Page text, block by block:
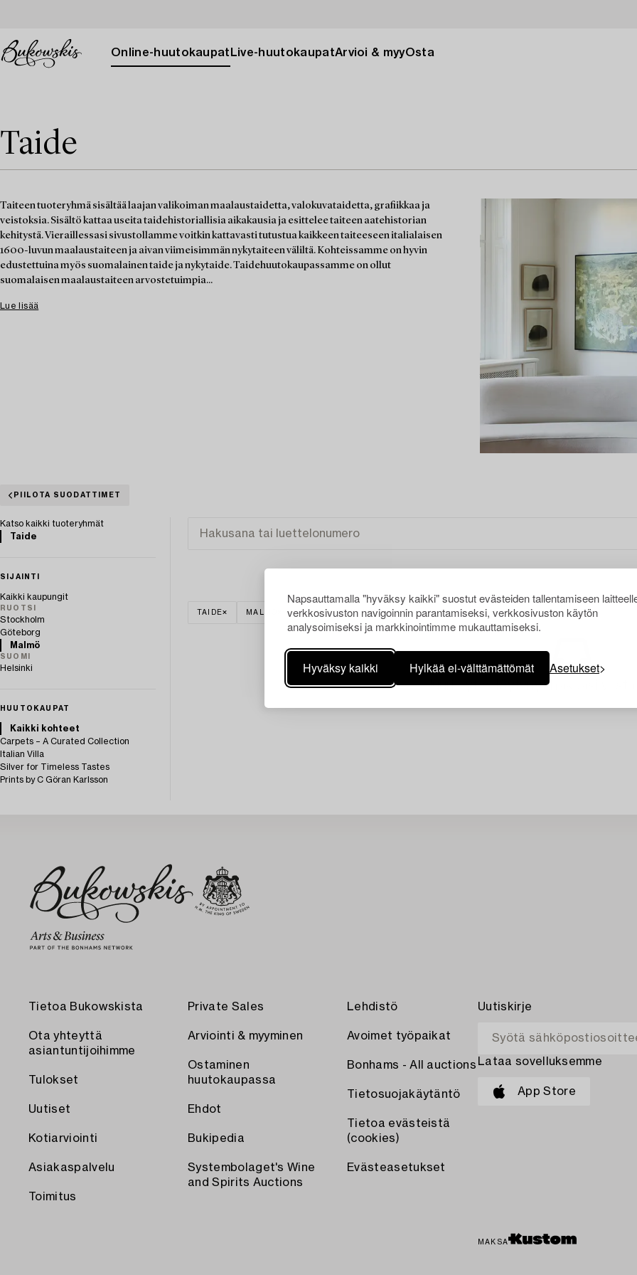
Napsauttamalla "hyväksy kaikki" suostut evästeiden tallentamiseen
verkkosivuston navigoinnin parantamiseksi, verkkosivuston käytön
analysoimiseksi ja markkinointimme mukauttamiseksi.
Hyväksy kaikki Hylkää ei-välttämättömät Asetukset
Online-huutokaupat Live-huutokaupatArvioi & myyOsta
Taide
Taiteen tuoteryhmä sisältää laajan valikoiman maalaustaidetta, valokuvataidetta, grafiikkaa ja
veistoksia. Sisältö kattaa useita taidehistoriallisia aikakausia ja esittelee taiteen aatehistorian
kehitystä. Vieraillessasi sivustollamme voitkin kattavasti tutustua kaikkeen taiteeseen italialaisen
1600-luvun maalaustaiteen ja aivan viimeisimmän nykytaiteen väliltä. Kohteissamme on hyvin
edustettuina myös suomalainen taide ja nykytaide. Taidehuutokaupassamme on ollut
suomalaisen maalaustaiteen arvostetuimpia...
Lue lisää
PIILOTA SUODATTIMET
Katso kaikki tuoteryhmät
Taide
SIJAINTI
Kaikki kaupungit
RUOTSI
Stockholm
Göteborg
Malmö
SUOMI
Helsinki
HUUTOKAUPAT
Kaikki kohteet
Carpets – A Curated Collection
Italian Villa
Silver for Timeless Tastes
Prints by C Göran Karlsson
TAIDE MALMÖ TYHJENNÄ KAIKKI
Juuri nyt ei löytynyt hakuasi
Tietoa Bukowskista
Ota yhteyttä
asiantuntijoihimme
Tulokset
Uutiset
Kotiarviointi
Asiakaspalvelu
Toimitus
Private Sales
Arviointi & myyminen
Ostaminen
huutokaupassa
Ehdot
Bukipedia
Systembolaget's Wine
and Spirits Auctions
Lehdistö
Avoimet työpaikat
Bonhams - All auctions
Tietosuojakäytäntö
Tietoa evästeistä
(cookies)
Evästeasetukset
Uutiskirje
Lataa sovelluksemme
App Store
MAKSA